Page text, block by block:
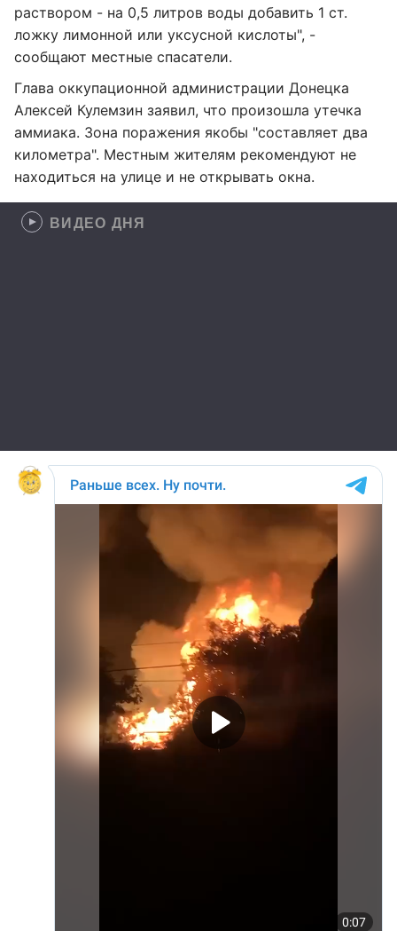
раствором - на 0,5 литров воды добавить 1 ст.
ложку лимонной или уксусной кислоты", -
сообщают местные спасатели.
Глава оккупационной администрации Донецка
Алексей Кулемзин заявил, что произошла утечка
аммиака. Зона поражения якобы "составляет два
километра". Местным жителям рекомендуют не
находиться на улице и не открывать окна.
ВИДЕО ДНЯ